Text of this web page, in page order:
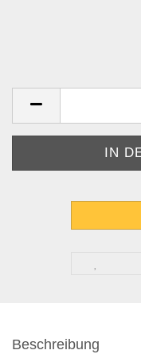
Beschreibung